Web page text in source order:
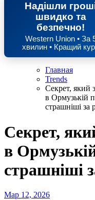
Надішли
швидко та
безпечно!
Western Union • За
хвилин • Кращий
Главная
Trends
Секрет, який
в Ормузькій
страшніші за
Секрет,
в
страшніші
Мар 12, 2026